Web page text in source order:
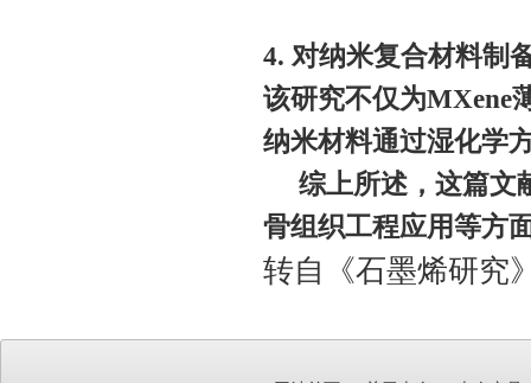
4. 对纳米复合材料制
该研究不仅为MXene
纳米材料通过湿化学
综上所述，这篇文
骨组织工程应用等方
转自《石墨烯研究